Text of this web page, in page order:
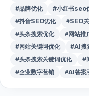
#品牌优化
#小红书seo
#抖音SEO优化
#SEO
#头条搜索优化
#网站推
#网站关键词优化
#AI搜
#头条搜索关键词优化
#
#企业数字营销
#AI答案